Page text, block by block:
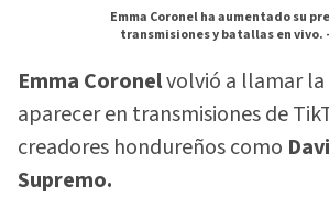
Emma Coronel ha aumentado su
transmisiones y batallas en vivo. -
Emma Coronelvolvió a llamar
aparecer en transmisiones de
creadores hondureños como
Supremo.